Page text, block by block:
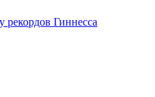
рекордов Гиннесса